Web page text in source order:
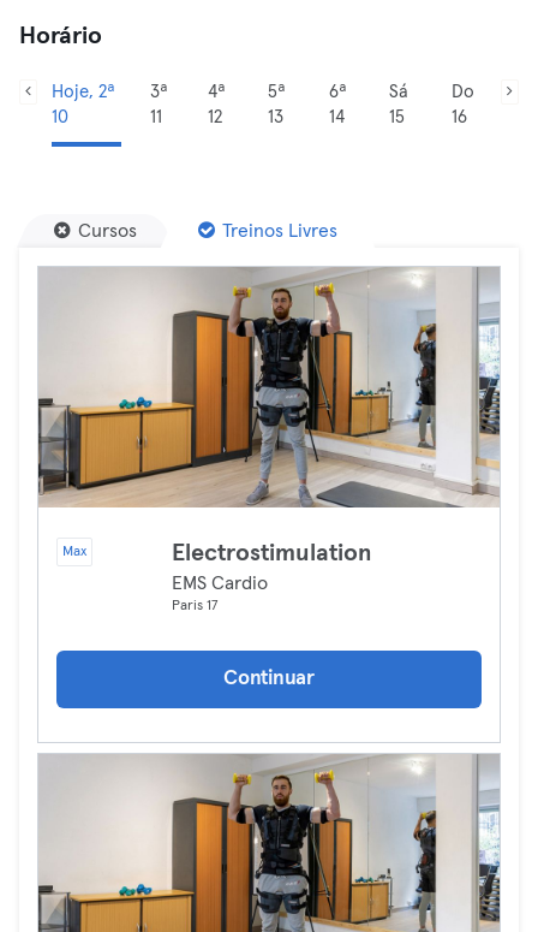
Horário
Hoje, 2ª
10
3ª
11
4ª
12
5ª
13
6ª
14
Sá
15
Do
16
Cursos Treinos Livres
Max Electrostimulation
EMS Cardio
Paris 17
Continuar